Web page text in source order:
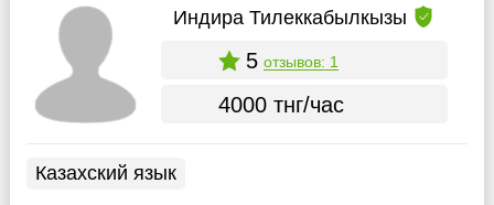
Индира Тилеккабылкызы
5 отзывов: 1
4000 тнг/час
Казахский язык